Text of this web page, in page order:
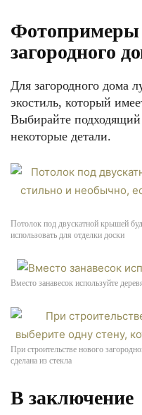
Фотопримеры
загородного
Для загородного дома
экостиль, который
Выбирайте подходящий
некоторые детали.
Потолок под двускатной крышей
использовать для отделки доски
Вместо занавесок используйте
При строительстве нового
сделана из стекла
В заключение